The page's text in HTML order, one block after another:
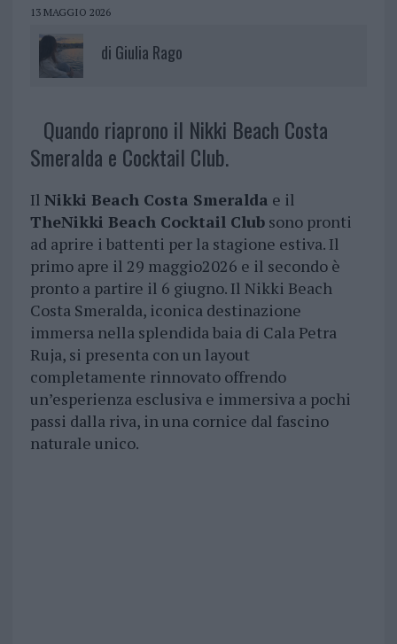
13 MAGGIO 2026
di Giulia Rago
Quando riaprono il Nikki Beach Costa
Smeralda e Cocktail Club.
Il Nikki Beach Costa Smeralda e il
TheNikki Beach Cocktail Clubsono pronti
ad aprire i battenti per la stagione estiva. Il
primo apre il 29 maggio2026 e il secondo è
pronto a partire il 6 giugno. Il Nikki Beach
Costa Smeralda, iconica destinazione
immersa nella splendida baia di Cala Petra
Ruja, si presenta con un layout
completamente rinnovato offrendo
un’esperienza esclusiva e immersiva a pochi
passi dalla riva, in una cornice dal fascino
naturale unico.